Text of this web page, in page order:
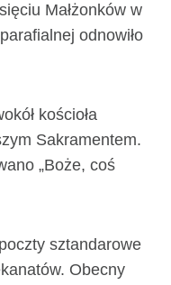
Małżonków w
odnowiło
kościoła
Sakramentem.
„Boże, coś
sztandarowe
Obecny